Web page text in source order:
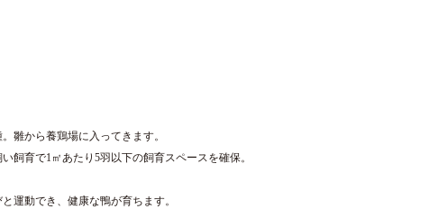
雛から養鶏場に入ってきます。
飼育で1㎡あたり5羽以下の飼育スペースを確保。
運動でき、健康な鴨が育ちます。